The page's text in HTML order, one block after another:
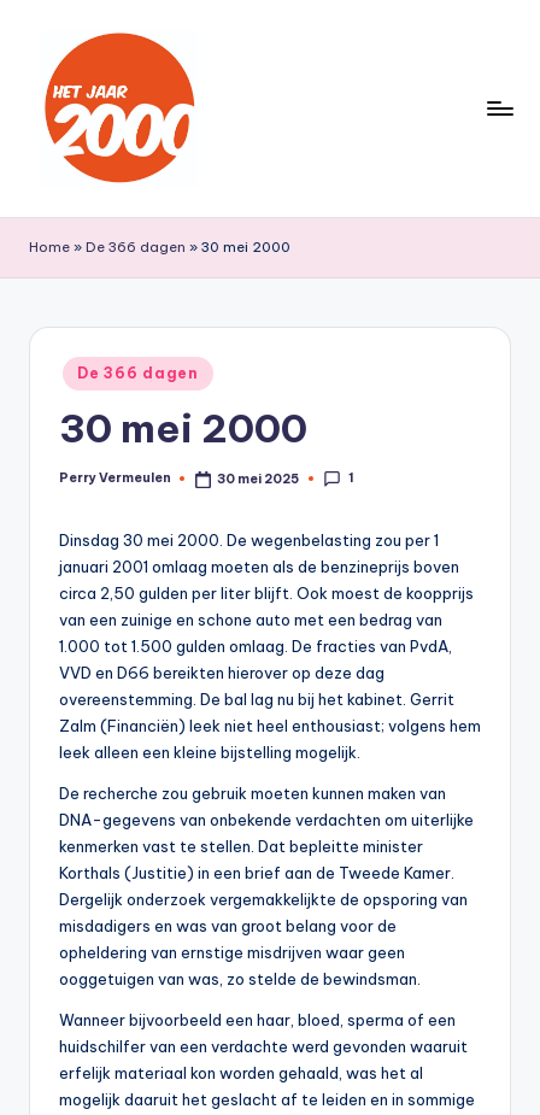
inhoud
e
t
J
0
0
lang
jaar
2000
Home » De 366 dagen » 30 mei 2000
Geplaatst
in
De 366 dagen
30 mei 2000
Geplaatst
Perry Vermeulen 30 mei 2025 1
Dinsdag 30 mei 2000. De wegenbelasting zou per 1
januari 2001 omlaag moeten als de benzineprijs boven
circa 2,50 gulden per liter blijft. Ook moest de koopprijs
van een zuinige en schone auto met een bedrag van
1.000 tot 1.500 gulden omlaag. De fracties van PvdA,
VVD en D66 bereikten hierover op deze dag
overeenstemming. De bal lag nu bij het kabinet. Gerrit
Zalm (Financiën) leek niet heel enthousiast; volgens hem
leek alleen een kleine bijstelling mogelijk.
De recherche zou gebruik moeten kunnen maken van
DNA-gegevens van onbekende verdachten om uiterlijke
kenmerken vast te stellen. Dat bepleitte minister
Korthals (Justitie) in een brief aan de Tweede Kamer.
Dergelijk onderzoek vergemakkelijkte de opsporing van
misdadigers en was van groot belang voor de
opheldering van ernstige misdrijven waar geen
ooggetuigen van was, zo stelde de bewindsman.
Wanneer bijvoorbeeld een haar, bloed, sperma of een
huidschilfer van een verdachte werd gevonden waaruit
erfelijk materiaal kon worden gehaald, was het al
mogelijk daaruit het geslacht af te leiden en in sommige